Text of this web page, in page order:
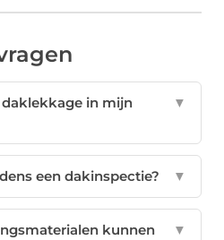
in mijn
▼
een dakinspectie? ▼
kunnen
▼